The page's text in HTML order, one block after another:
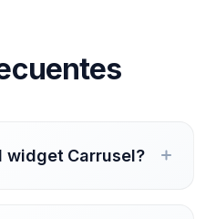
widget Carrusel?